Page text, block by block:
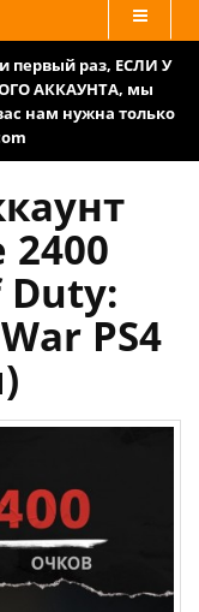
первый раз, ЕСЛИ У
АККАУНТА, мы
нам нужна только
Duty:
PS4